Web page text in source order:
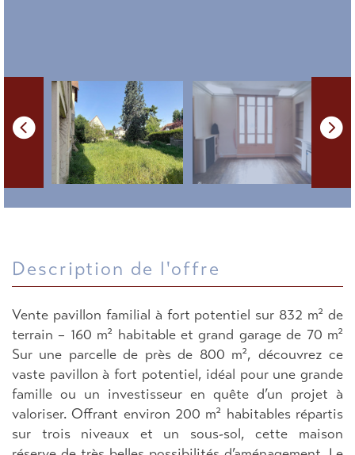
description de l'offre
Vente pavillon familial à fort potentiel sur 832 m² de
terrain – 160 m² habitable et grand garage de 70 m²
Sur une parcelle de près de 800 m², découvrez ce
vaste pavillon à fort potentiel, idéal pour une grande
famille ou un investisseur en quête d’un projet à
valoriser. Offrant environ 200 m² habitables répartis
sur trois niveaux et un sous-sol, cette maison